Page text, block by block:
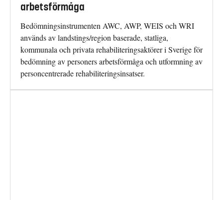
arbetsförmåga
Bedömningsinstrumenten AWC, AWP, WEIS och WRI
används av landstings/region baserade, statliga,
kommunala och privata rehabiliteringsaktörer i Sverige för
bedömning av personers arbetsförmåga och utformning av
personcentrerade rehabiliteringsinsatser.